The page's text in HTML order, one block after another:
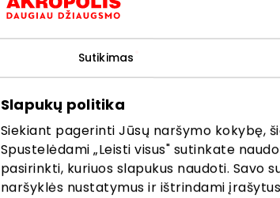
Sutikimas
Slapukų politika
Siekiant pagerinti Jūsų naršymo kokybę,
Spustelėdami „Leisti visus" sutinkate
pasirinkti, kuriuos slapukus naudoti.
naršyklės nustatymus ir ištrindami
Prisijunkite
Pirmieji sužinokite apie